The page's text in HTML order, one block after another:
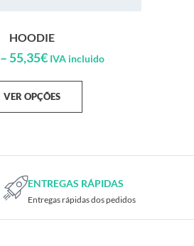
HOODIE
– 55,35€ IVA incluido
VER OPÇÕES
ENTREGAS RÁPIDAS
Entregas rápidas dos pedidos